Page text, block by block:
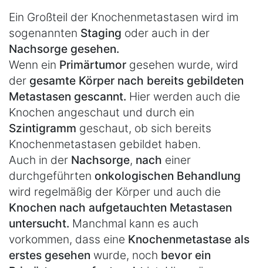
Ein Großteil der Knochenmetastasen wird im
sogenannten Staging oder auch in der
Nachsorge gesehen.
Wenn ein Primärtumor gesehen wurde, wird
der gesamte Körper nach bereits gebildeten
Metastasen gescannt. Hier werden auch die
Knochen angeschaut und durch ein
Szintigramm geschaut, ob sich bereits
Knochenmetastasen gebildet haben.
Auch in der Nachsorge, nach einer
durchgeführten onkologischen Behandlung
wird regelmäßig der Körper und auch die
Knochen nach aufgetauchten Metastasen
untersucht. Manchmal kann es auch
vorkommen, dass eine Knochenmetastase als
erstes gesehen wurde, noch bevor ein